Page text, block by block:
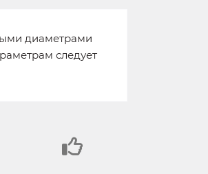
диаметрами
следует